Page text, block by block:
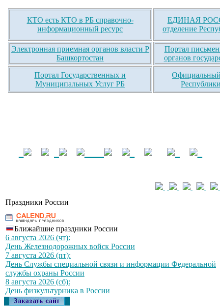
КТО есть КТО в РБ справочно-
информационный ресурс
ЕДИНАЯ
отделение
Электронная приемная органов власти Р
Башкортостан
Портал
органов
Портал Государственных и
Муниципальных Услуг РБ
Официальный
Праздники России
Ближайшие праздники России
6 августа 2026 (чт):
День Железнодорожных войск России
7 августа 2026 (пт):
День Службы специальной связи и информации Федеральной
службы охраны России
8 августа 2026 (сб):
День физкультурника в России